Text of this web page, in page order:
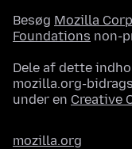
Besøg Mozilla
Foundations non-
Dele af dette
mozilla.org-
under en Creative
mozilla.org